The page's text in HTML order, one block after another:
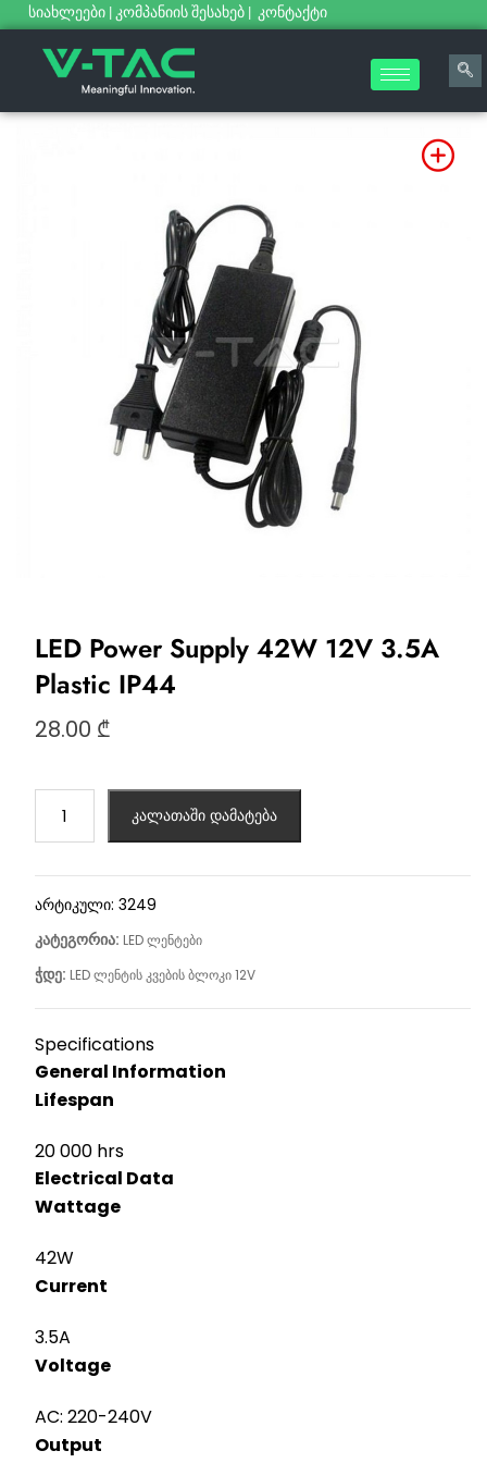
სიახლეები | კომპანიის შესახებ | კონტაქტი
LED Power Supply 42W 12V 3.5A
Plastic IP44
28.00 ₾
კალათაში დამატება
არტიკული: 3249
კატეგორია: LED ლენტები
ჭდე: LED ლენტის კვების ბლოკი 12V
Specifications
General Information
Lifespan
20 000 hrs
Electrical Data
Wattage
42W
Current
3.5A
Voltage
AC: 220-240V
Output